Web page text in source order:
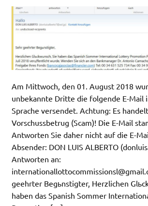
Am Mittwoch, den 01. August 2018
unbekannte Dritte die folgende E-Mail
Sprache versendet. Achtung: Es
Vorschussbetrug (Scam)! Die E-Mail
Antworten Sie daher nicht auf die E-
Absender: DON LUIS ALBERTO (
Antworten an:
geehrter Begьnstigter, Herzlichen
haben das Spanish Sommer